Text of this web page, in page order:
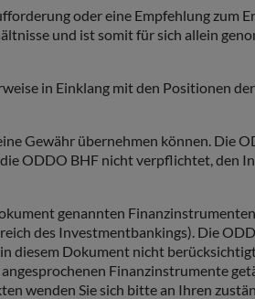
oder eine Empfehlung zum
und ist somit für sich allein
in Einklang mit den Positionen
Gewähr übernehmen können. Die
ODDO BHF nicht verpflichtet, den
genannten
des Investmentbankings). Die
diesem Dokument nicht
Finanzinstrumente
wenden Sie sich bitte an Ihren